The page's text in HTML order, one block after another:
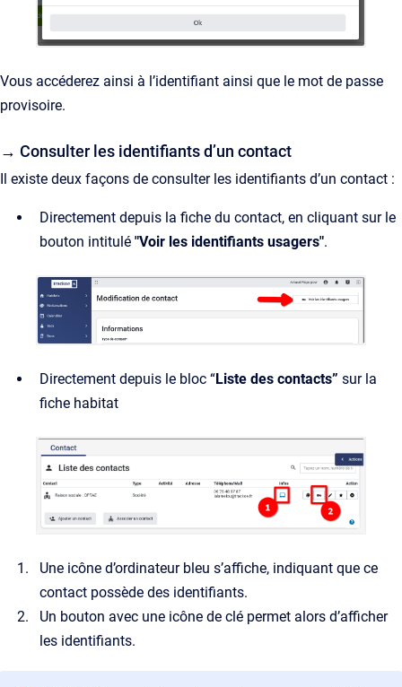
Vous accéderez ainsi à l’identifiant ainsi que le mot de passe
provisoire.
→ Consulter les identifiants d’un contact
Il existe deux façons de consulter les identifiants d’un contact :
Directement depuis la fiche du contact, en cliquant sur le
bouton intitulé "Voir les identifiants usagers".
Directement depuis le bloc “Liste des contacts” sur la
fiche habitat
Une icône d’ordinateur bleu s’affiche, indiquant que ce
contact possède des identifiants.
Un bouton avec une icône de clé permet alors d’afficher
les identifiants.